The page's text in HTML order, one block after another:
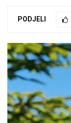
PODJELI